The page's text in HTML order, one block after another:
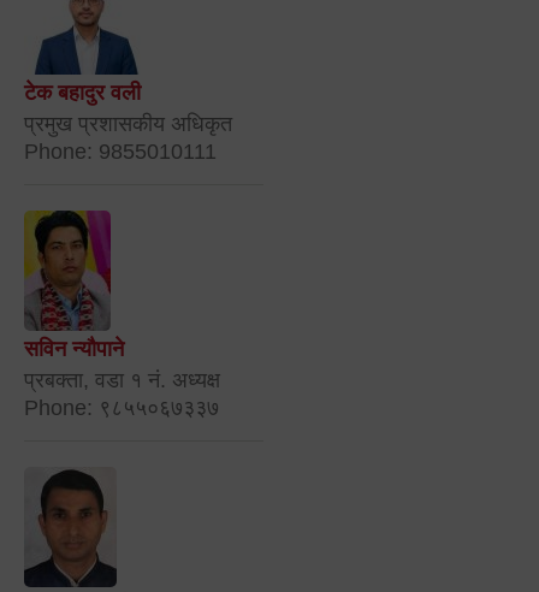
टेक बहादुर वली
प्रमुख प्रशासकीय अधिकृत
Phone: 9855010111
सविन न्यौपाने
प्रबक्ता, वडा १ नं. अध्यक्ष
Phone: ९८५५०६७३३७